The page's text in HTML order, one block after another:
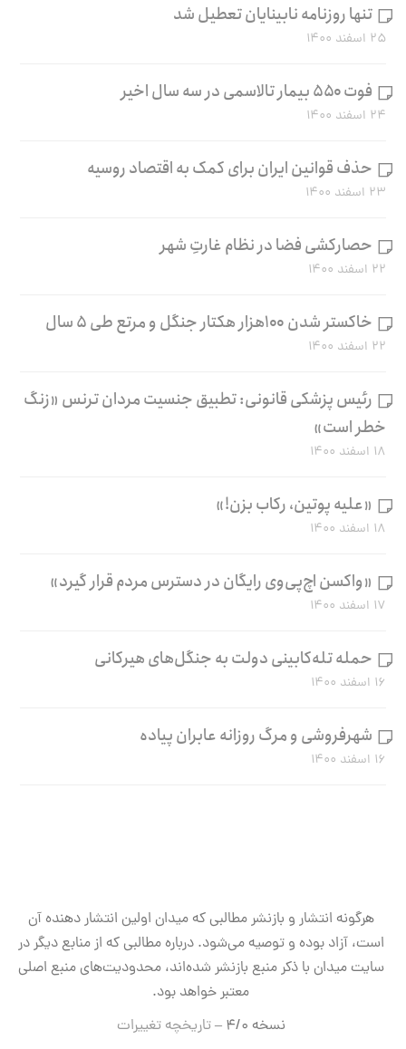
تنها روزنامه نابینایان تعطیل شد
۲۵ اسفند ۱۴۰۰
فوت ۵۵۰ بیمار تالاسمی در سه سال اخیر
۲۴ اسفند ۱۴۰۰
حذف قوانین ایران برای کمک به اقتصاد روسیه
۲۳ اسفند ۱۴۰۰
حصارکشی فضا در نظام غارتِ شهر
۲۲ اسفند ۱۴۰۰
خاکستر شدن ۱۰۰هزار هکتار جنگل و مرتع طی ۵ سال
۲۲ اسفند ۱۴۰۰
رئیس پزشکی قانونی: تطبیق جنسیت مردان ترنس «زنگ
خطر است»
۱۸ اسفند ۱۴۰۰
«علیه پوتین، رکاب بزن!»
۱۸ اسفند ۱۴۰۰
«واکسن اچ‌پی‌وی رایگان در دسترس مردم قرار گیرد»
۱۷ اسفند ۱۴۰۰
حمله تله‌کابینی دولت به جنگل‌های هیرکانی
۱۶ اسفند ۱۴۰۰
شهرفروشی و مرگ روزانه عابران پیاده
۱۶ اسفند ۱۴۰۰
هرگونه انتشار و بازنشر مطالبی که میدان اولین انتشار دهنده آن
است، آزاد بوده و توصیه می‌شود. درباره مطالبی که از منابع دیگر در
سایت میدان با ذکر منبع بازنشر شده‌اند، محدودیت‌های منبع اصلی
معتبر خواهد بود.
نسخه ۴/۰ –
تاریخچه تغییرات